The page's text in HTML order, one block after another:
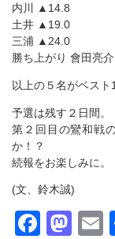
内川 ▲14.8
土井 ▲19.0
三浦 ▲24.0
勝ち上がり 會田亮
以上の５名がベスト
予選は残す２日間。
第２回目の鸞和戦
か！？
続報をお楽しみに。
(文、鈴木誠)